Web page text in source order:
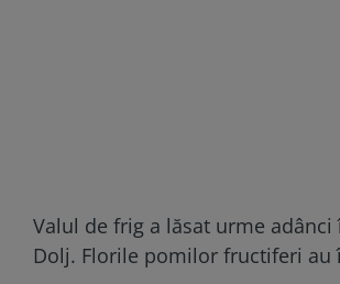
Valul de frig a lăsat urme
Dolj. Florile pomilor fructiferi au